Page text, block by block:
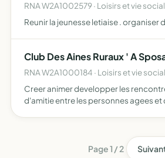
RNA W2A1002579 · Loisirs et vie
Reunir la jeunesse letiaise . organiser
Club Des Aines Ruraux ' A
RNA W2A1000184 · Loisirs et vie
Creer animer developper les
d'amitie entre les personnes agees et
Page 1 / 2